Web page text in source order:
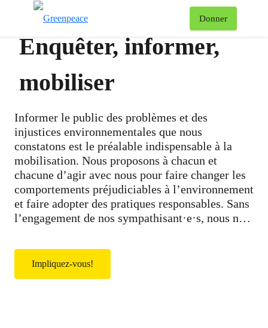
Donner
Enquêter, informer,
mobiliser
Informer le public des problèmes et des
injustices environnementales que nous
constatons est le préalable indispensable à la
mobilisation. Nous proposons à chacun et
chacune d’agir avec nous pour faire changer les
comportements préjudiciables à l’environnement
et faire adopter des pratiques responsables. Sans
l’engagement de nos sympathisant·e·s, nous ne
nous contribuons à la construction du rapport de
force qui, tôt ou tard, obligera les décideurs à
considérer les arguments des défenseurs de
Impliquez-vous!